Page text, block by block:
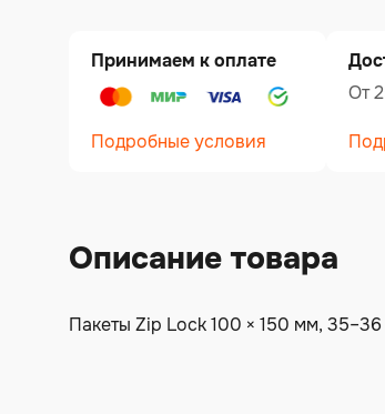
Принимаем к оплате
Подробные условия
От
Описание товара
Пакеты Zip Lock 100 × 150 мм,